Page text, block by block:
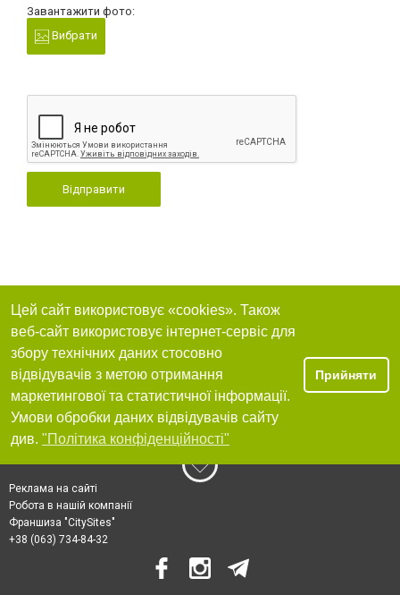
Завантажити фото:
Вибрати
Відправити
Цей сайт використовує «cookies». Також
веб-сайт використовує інтернет-сервіс для
збору технічних даних стосовно
відвідувачів з метою отримання
маркетингової та статистичної інформації.
Умови обробки даних відвідувачів сайту
див. "Політика конфіденційності"
Прийняти
Реклама на сайті
Робота в нашій компанії
Франшиза "CitySites"
+38 (063) 734-84-32